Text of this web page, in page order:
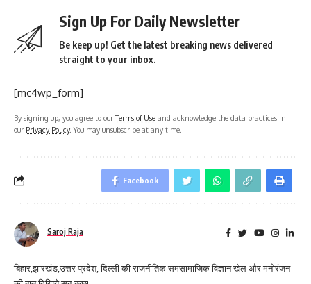
Sign Up For Daily Newsletter
Be keep up! Get the latest breaking news delivered
straight to your inbox.
[mc4wp_form]
By signing up, you agree to ourTerms of Use and acknowledge the data practices in
our Privacy Policy. You may unsubscribe at any time.
Facebook
Saroj Raja
बिहार,झारखंड,उत्तर प्रदेश, दिल्ली की राजनीतिक समसामाजिक विज्ञान खेल और मनोरंजन